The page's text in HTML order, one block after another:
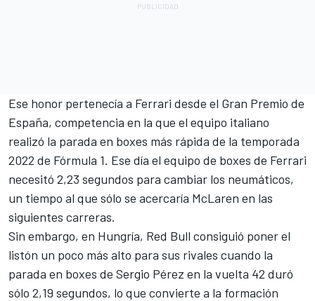
Ese honor pertenecía a Ferrari desde el Gran Premio de
España, competencia en la que el equipo italiano
realizó la parada en boxes más rápida de la temporada
2022 de Fórmula 1. Ese día el equipo de boxes de Ferrari
necesitó 2,23 segundos para cambiar los neumáticos,
un tiempo al que sólo se acercaría McLaren en las
siguientes carreras.
Sin embargo, en Hungría, Red Bull consiguió poner el
listón un poco más alto para sus rivales cuando la
parada en boxes de Sergio Pérez en la vuelta 42 duró
sólo 2,19 segundos, lo que convierte a la formación